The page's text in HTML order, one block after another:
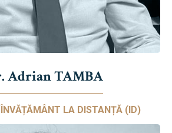
Adrian TAMBA
LA DISTANȚĂ (ID)